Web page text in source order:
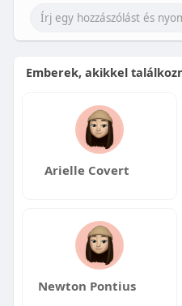
Emberek, akikkel
Arielle Covert
Newton Pontius